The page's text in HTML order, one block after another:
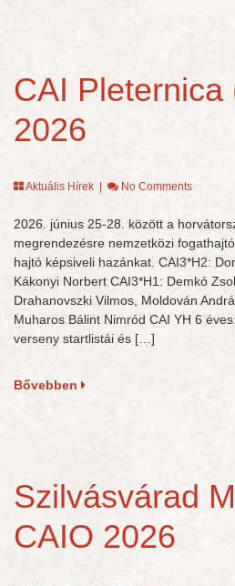
CAI Pleternica
2026
Aktuális Hírek No Comments
2026. június 25-28. között a
megrendezésre nemzetközi
hajtó képsiveli hazánkat. CAI3*H2:
Kákonyi Norbert CAI3*H1: Demkó
Drahanovszki Vilmos, Moldován
Muharos Bálint Nimród CAI YH 6
verseny startlistái és […]
Bővebben
Szilvásvárad
CAIO 2026